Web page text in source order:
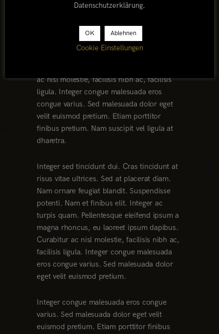
eros congue varius. Sed malesuada dolor
Fusce aliquam tincidunt hendrerit. Nunc
ac nisl molestie, facilisis nibh ac, facilisis
ligula. Integer congue malesuada eros
congue varius. Sed malesuada dolor eget
velit euismod pretium. Etiam porttitor
finibus pretium. Nam suscipit vel ligula at
dharetra.
Integer sed tincidunt dui. Cras tincidunt at
risus vitae ultrices. Sed at placerat diam.
Nam ornare feugiat blandit. Suspendisse
potenti. Nam et finibus elit. Integer ac
turpis quam. Pellentesque eleifend ipsum a
magna rhoncus, eu laoreet ipsum dapibus.
Curabitur ac nisl molestie, facilisis nibh ac,
facilisis ligula. Integer congue malesuada
eros congue varius. Sed malesuada dolor
eget velit euismod pretium.
Integer congue malesuada eros congue
varius. Sed malesuada dolor eget velit
euismod pretium. Etiam porttitor finibus
Datenschutzerklärung.
OK Ablehnen
Cookie Einstellungen